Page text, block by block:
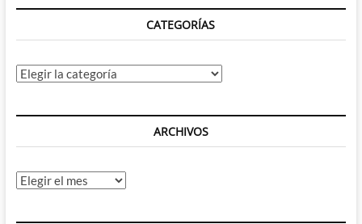
CATEGORÍAS
Categorías
ARCHIVOS
Archivos